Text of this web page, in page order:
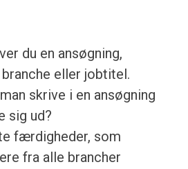
du en ansøgning,
eller jobtitel.
skrive i en ansøgning
sig ud?
færdigheder, som
fra alle brancher